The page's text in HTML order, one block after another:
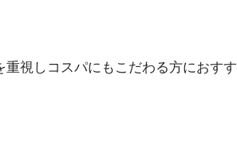
視しコスパにもこだわる方におすす